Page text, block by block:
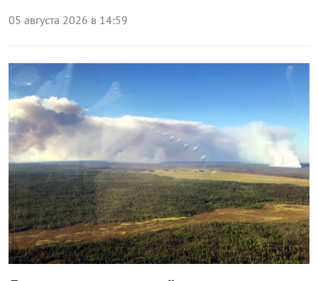
05 августа 2026 в 14:59
Происшествия